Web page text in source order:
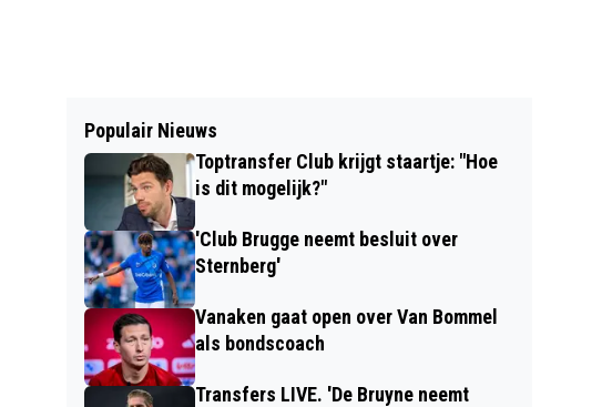
Populair Nieuws
Toptransfer Club krijgt staartje: "Hoe
is dit mogelijk?"
'Club Brugge neemt besluit over
Sternberg'
Vanaken gaat open over Van Bommel
als bondscoach
Transfers LIVE. 'De Bruyne neemt